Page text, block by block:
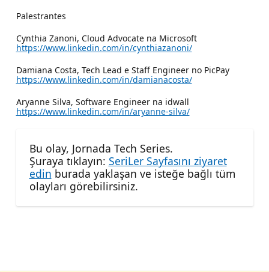
Palestrantes
Cynthia Zanoni, Cloud Advocate na Microsoft
https://www.linkedin.com/in/cynthiazanoni/
Damiana Costa, Tech Lead e Staff Engineer no PicPay
https://www.linkedin.com/in/damianacosta/
Aryanne Silva, Software Engineer na idwall
https://www.linkedin.com/in/aryanne-silva/
Bu olay, Jornada Tech Series.
Şuraya tıklayın: SeriLer Sayfasını ziyaret
edin burada yaklaşan ve isteğe bağlı tüm
olayları görebilirsiniz.